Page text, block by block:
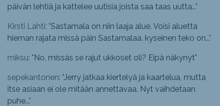
päivän lehtiä ja kattelee uutisia joista saa taas uutta..."
Kirsti Lahti: "Sastamala on niin laaja alue. Voisi aluetta
hieman rajata missä päin Sastamalaa. kyseinen teko on..."
miksu: "No, missäs se rajut ukkoset oli? Eipä näkynyt"
sepekantonen: "Jerry jatkaa kiertelyä ja kaartelua, mutta
itse asiaan ei ole mitään annettavaa. Nyt vaihdetaan
puhe..."